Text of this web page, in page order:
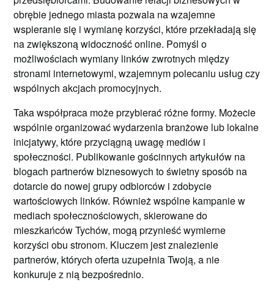
obrębie jednego miasta pozwala na wzajemne
wspieranie się i wymianę korzyści, które przekładają się
na zwiększoną widoczność online. Pomyśl o
możliwościach wymiany linków zwrotnych między
stronami internetowymi, wzajemnym polecaniu usług czy
wspólnych akcjach promocyjnych.
Taka współpraca może przybierać różne formy. Możecie
wspólnie organizować wydarzenia branżowe lub lokalne
inicjatywy, które przyciągną uwagę mediów i
społeczności. Publikowanie gościnnych artykułów na
blogach partnerów biznesowych to świetny sposób na
dotarcie do nowej grupy odbiorców i zdobycie
wartościowych linków. Również wspólne kampanie w
mediach społecznościowych, skierowane do
mieszkańców Tychów, mogą przynieść wymierne
korzyści obu stronom. Kluczem jest znalezienie
partnerów, których oferta uzupełnia Twoją, a nie
konkuruje z nią bezpośrednio.